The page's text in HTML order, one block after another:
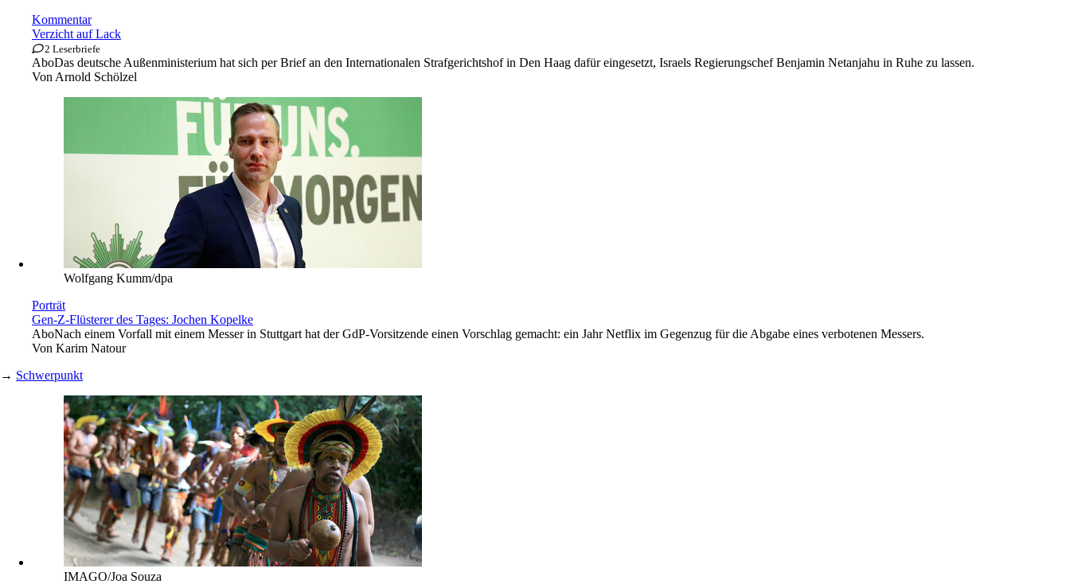
Kommentar
Verzicht auf Lack
2 Leserbriefe
AboDas deutsche Außenministerium hat sich per Brief an den Internationalen Strafgerichtshof in Den Haag dafür eingesetzt, Israels Regierungschef Benjamin Netanjahu in Ruhe zu lassen.
Von Arnold Schölzel
Wolfgang Kumm/dpa
Porträt
Gen-Z-Flüsterer des Tages: Jochen Kopelke
AboNach einem Vorfall mit einem Messer in Stuttgart hat der GdP-Vorsitzende einen Vorschlag gemacht: ein Jahr Netflix im Gegenzug für die Abgabe eines verbotenen Messers.
Von Karim Natour
→ Schwerpunkt
IMAGO/Joa Souza